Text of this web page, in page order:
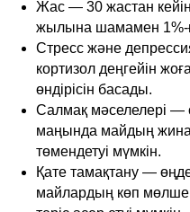
Жас — 30 жастан кейін
жылына шамамен 1%-
Стресс және
кортизол деңгейін
өндірісін басады.
Салмақ мәселелері —
маңында майдың
төмендетуі мүмкін.
Қате тамақтану —
майлардың көп